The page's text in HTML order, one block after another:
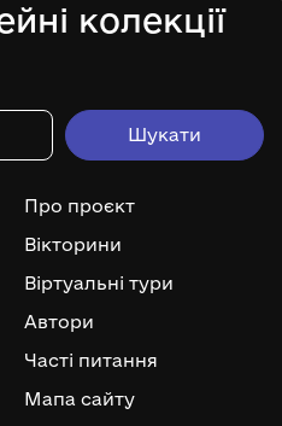
колекції
Про проєкт
Вікторини
Віртуальні тури
Автори
Часті питання
Мапа сайту